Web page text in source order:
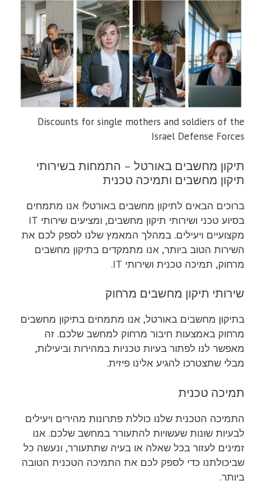
Discounts for single mothers and soldiers of the
Israel Defense Forces
תיקון מחשבים באורטל – התמחות בשירותי
תיקון מחשבים ותמיכה טכנית
ברוכים הבאים לתיקון מחשבים באורטל! אנו מתמחים
בסיוע טכני ושירותי תיקון מחשבים, ומציעים שירותי IT
מקצועיים ויעילים. במהלך המאמץ שלנו לספק לכם את
השירות הטוב ביותר, אנו מתמקדים בתיקון מחשבים
מרחוק, תמיכה טכנית ושירותי IT.
שירותי תיקון מחשבים מרחוק
בתיקון מחשבים באורטל, אנו מתמחים בתיקון מחשבים
מרחוק באמצעות חיבור מרחוק למחשב שלכם. זה
מאפשר לנו לפתור בעיות טכניות במהירות וביעילות,
מבלי שתצטרכו להגיע אלינו פיזית.
תמיכה טכנית
התמיכה הטכנית שלנו כוללת פתרונות מהירים ויעילים
לבעיות שונות שעשויות להתעורר במחשב שלכם. אנו
זמינים לעזור בכל שאלה או בעיה שתתעורר, ונעשה כל
שביכולתנו כדי לספק לכם את התמיכה הטכנית הטובה
ביותר.